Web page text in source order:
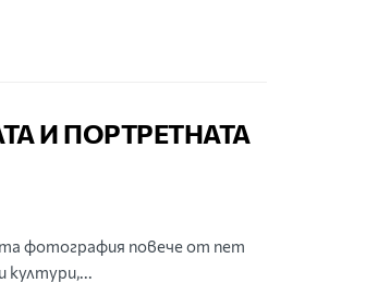
И ПОРТРЕТНАТА
фотография повече от пет
култури,...